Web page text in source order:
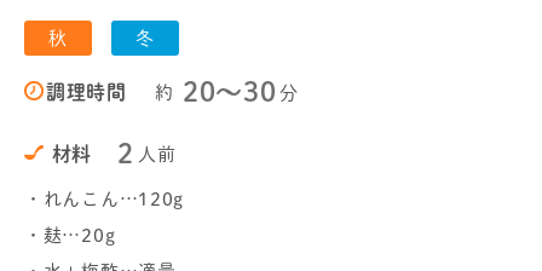
秋 冬
調理時間 約 20〜30 分
材料 2 人前
・れんこん…120g
・麸…20g